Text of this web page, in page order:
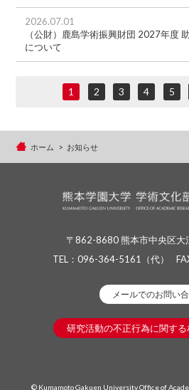
2026.07.01
（公財）鹿島学術振興財団 2027年度
について
1 2 3 4 5
ホーム お知らせ
〒862-8680 熊本市中央区大
TEL： 096-364-5161 （代）
メールでのお問い
研究活動の不正行為に関す
© Kumamoto Gakuen University Office of